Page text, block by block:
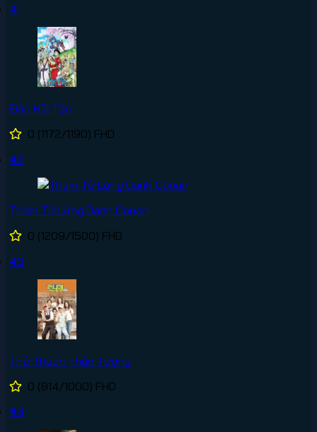
#1
Đảo Hải Tặc
0 (1172/1190) FHD
#2
Thám Tử Lừng Danh Conan
0 (1209/1500) FHD
#3
Thử Thách Thần Tượng
0 (814/1000) FHD
#4